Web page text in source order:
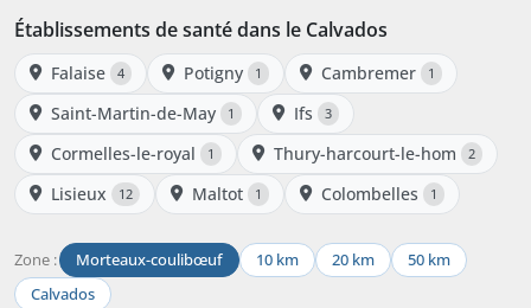
Établissements de santé dans le Calvados
Falaise 4 Potigny 1 Cambremer 1
Saint-Martin-de-May 1 Ifs 3
Cormelles-le-royal 1 Thury-harcourt-le-hom 2
Lisieux 12 Maltot 1 Colombelles 1
Zone : Morteaux-coulibœuf 10 km 20 km
50 km
Calvados